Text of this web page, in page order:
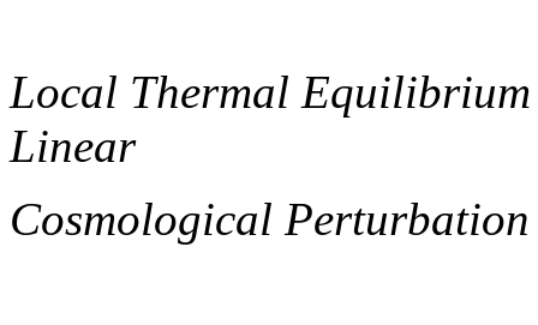
Local Thermal Equilibrium
Linear
Cosmological